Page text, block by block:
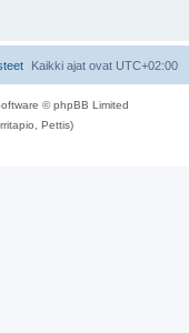
Kaikki ajat ovat UTC+02:00
© phpBB Limited
Pettis)